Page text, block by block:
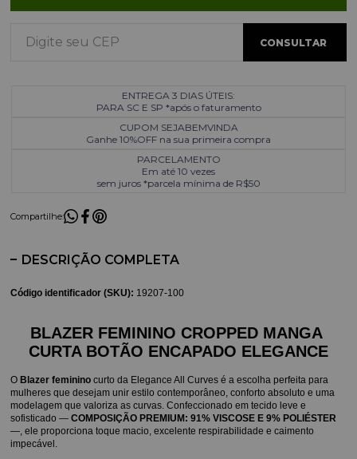
ENTREGA 3 DIAS ÚTEIS:
PARA SC E SP *após o faturamento
CUPOM SEJABEMVINDA
Ganhe 10%OFF na sua primeira compra
PARCELAMENTO
Em até 10 vezes
sem juros *parcela mínima de R$50
Compartilhe:
DESCRIÇÃO COMPLETA
Código identificador (SKU): 19207-100
BLAZER FEMININO CROPPED MANGA
CURTA BOTÃO ENCAPADO ELEGANCE
O Blazer feminino curto da Elegance All Curves é a escolha perfeita para
mulheres que desejam unir estilo contemporâneo, conforto absoluto e uma
modelagem que valoriza as curvas. Confeccionado em tecido leve e
sofisticado — COMPOSIÇÃO PREMIUM: 91% VISCOSE E 9% POLIÉSTER
—, ele proporciona toque macio, excelente respirabilidade e caimento
impecável.